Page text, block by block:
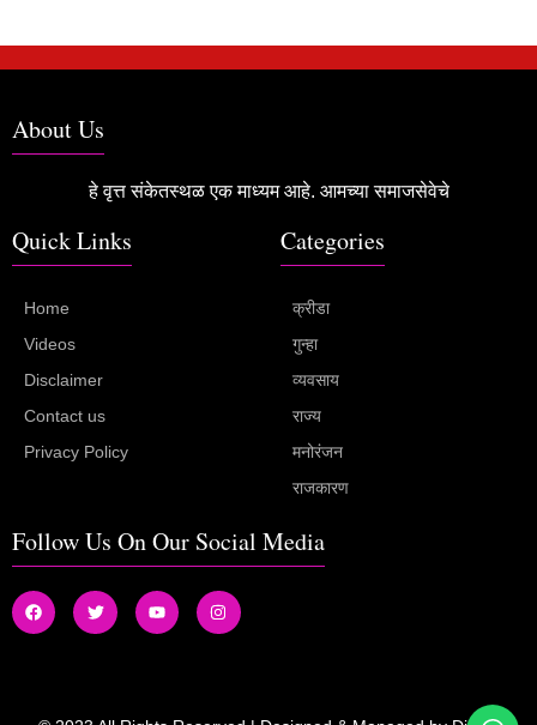
About Us
हे वृत्त संकेतस्थळ एक माध्यम आहे. आमच्या समाजसेवेचे
Quick Links
Home
Videos
Disclaimer
Contact us
Privacy Policy
Categories
क्रीडा
गुन्हा
व्यवसाय
राज्य
मनोरंजन
राजकारण
Follow Us On Our Social Media